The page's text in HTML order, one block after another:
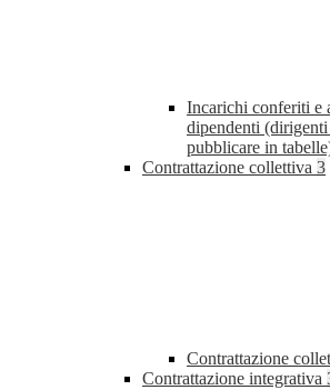
Incarichi conferiti e
dipendenti
pubblicare in
Contrattazione collettiva 3
Contrattazione
Contrattazione integrativa